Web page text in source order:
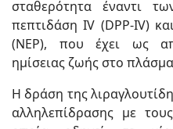
σταθερότητα έναντι
πεπτιδάση IV (DPP-IV)
(NEP), που έχει ως
ημίσειας ζωής στο
Η δράση της
αλληλεπίδρασης με